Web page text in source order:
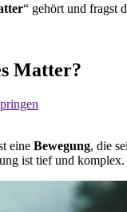
“ gehört und fragst
Matter?
eine Bewegung, die
ist tief und